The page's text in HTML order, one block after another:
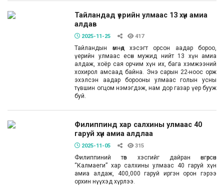
Тайландад үерийн улмаас 13 хүн амиа
алдав
2025-11-25 417
Тайландын өмнөд хэсэгт орсон аадар бороо,
үерийн улмаас есөн мужид нийт 13 хүн амиа
алдаж, хоёр сая орчим хүн их, бага хэмжээний
хохирол амсаад байна. Энэ сарын 22-ноос орж
эхэлсэн аадар борооны улмаас голын усны
түвшин огцом нэмэгдэж, нам дор газар үер бууж
буй.
Филиппинд хар салхины улмаас 40
гаруй хүн амиа алдлаа
2025-11-05 315
Филиппиний төв хэсгийг дайран өнгөрсөн
“Калмаеги” хар салхины улмаас 40 гаруй хүн
амиа алдаж, 400,000 гаруй иргэн орон гэрээ
орхин нүүхэд хүрлээ.